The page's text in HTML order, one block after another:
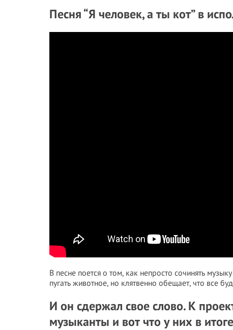
Песня “Я человек, а ты кот” в
В песне поется о том, как непросто сочинять
пугать животное, но клятвенно обещает, что все
И он сдержал свое слово. К
музыканты и вот что у них в